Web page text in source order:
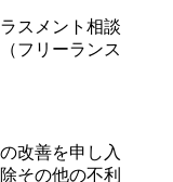
スメント相談
フリーランス
改善を申し入
その他の不利